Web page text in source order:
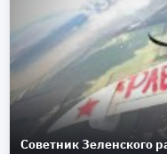
Советник Зеленского